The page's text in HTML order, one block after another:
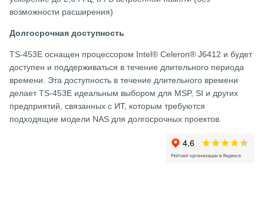
возможности расширения)
Долгосрочная доступность
TS-453E оснащен процессором Intel® Celeron® J6412 и будет
доступен и поддерживаться в течение длительного периода
времени. Эта доступность в течение длительного времени
делает TS-453E идеальным выбором для MSP, SI и других
предприятий, связанных с ИТ, которым требуются
подходящие модели NAS для долгосрочных проектов.